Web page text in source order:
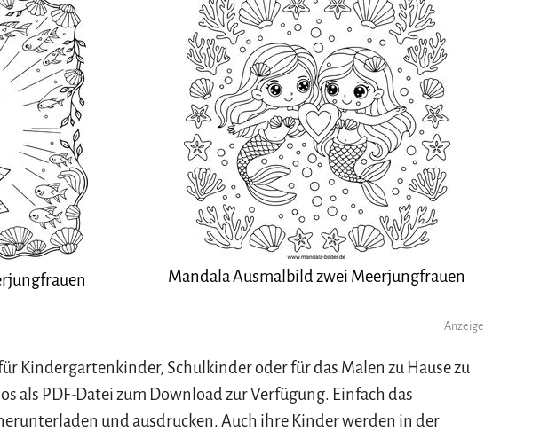
Mandala Ausmalbild zwei Meerjungfrauen
Anzeige
Kindergartenkinder, Schulkinder oder für das Malen zu Hause zu
als PDF-Datei zum Download zur Verfügung. Einfach das
und ausdrucken. Auch ihre Kinder werden in der